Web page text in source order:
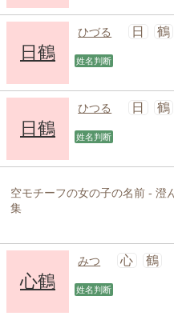
日鶴
ひづる 日 鶴
姓名判断
日鶴
ひつる 日 鶴
姓名判断
空モチーフの女の子の名前 - 澄
集
心鶴
みつ 心 鶴
姓名判断